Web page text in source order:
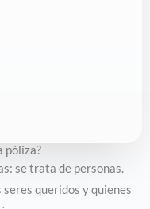
póliza?
se trata de personas.
queridos y quienes